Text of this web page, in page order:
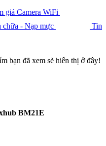
giá Camera WiFi
chữa - Nạp mực
Tin
bạn đã xem sẽ hiển thị ở đây!
BM21E